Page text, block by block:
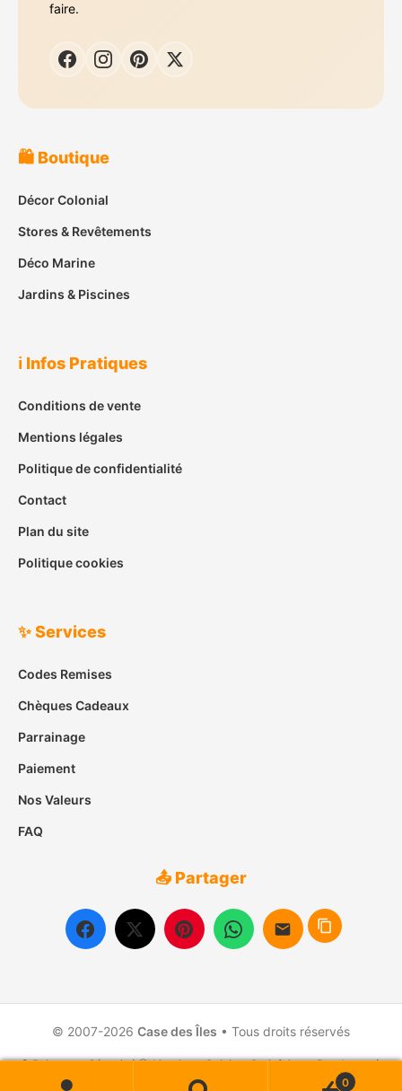
faire.
🛍️ Boutique
Décor Colonial
Stores & Revêtements
Déco Marine
Jardins & Piscines
ℹ️ Infos Pratiques
Conditions de vente
Mentions légales
Politique de confidentialité
Contact
Plan du site
Politique cookies
✨ Services
Codes Remises
Chèques Cadeaux
Parrainage
Paiement
Nos Valeurs
FAQ
📤 Partager
© 2007-2026 Case des Îles • Tous droits réservés
🔒 Paiement Sécurisé📦 Livraison Suivie⭐ Satisfait ou Remboursé
0